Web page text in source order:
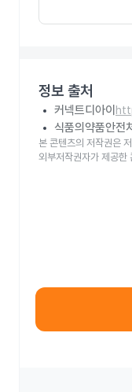
정보 출처
커넥트디아이
식품의약품안전
본 콘텐츠의 저작권은
외부저작권자가 제공한